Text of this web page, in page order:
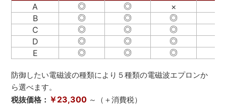
A
◎ ◎ ×
B
◎ ◎ ◎
C
◎ ◎ ◎
D
◎ ◎ ◎
E
◎ ◎ ◎
防御したい電磁波の種類により５種類の電磁波エプロンか
ら選べます。
税抜価格： ￥23,300 ～（＋消費税）